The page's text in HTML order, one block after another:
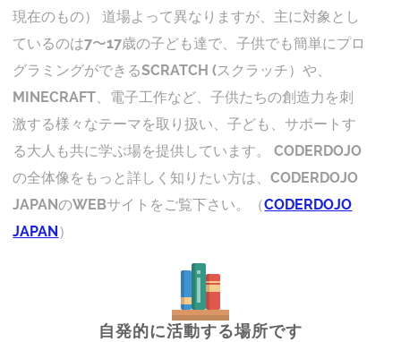
現在のもの） 道場よって異なりますが、主に対象とし
ているのは7〜17歳の子ども達で、子供でも簡単にプロ
グラミングができるSCRATCH (スクラッチ）や、
MINECRAFT、電子工作など、子供たちの創造力を刺
激する様々なテーマを取り扱い、子ども、サポートす
る大人も共に学ぶ場を提供しています。 CODERDOJO
の全体像をもっと詳しく知りたい方は、CODERDOJO
JAPANのWEBサイトをご覧下さい。（CODERDOJO
JAPAN ）
自発的に活動する場所です